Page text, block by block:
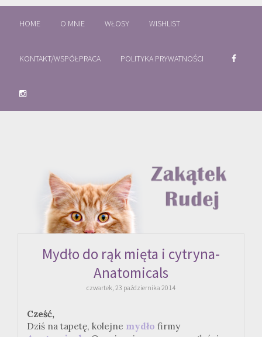
HOME O MNIE WŁOSY WISHLIST
KONTAKT/WSPÓŁPRACA POLITYKA PRYWATNOŚCI
Mydło do rąk mięta i cytryna-
Anatomicals
czwartek, 23 października 2014
Cześć,
Dziś na tapetę, kolejne mydło firmy